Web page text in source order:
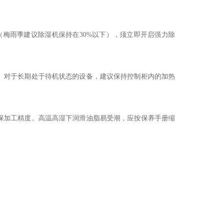
雨季建议除湿机保持在30%以下），须立即开启强力除
于长期处于待机状态的设备，建议保持控制柜内的加热
工精度。高温高湿下润滑油脂易受潮，应按保养手册缩